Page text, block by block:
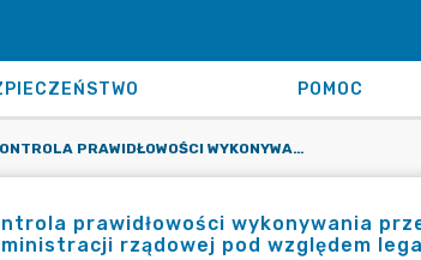
POMOC
KONTROLA PRAWIDŁOWOŚCI WYKONYWANIA PRZEZ STAROSTĘ DZIAŁDOWSKIEGO ZADAŃ ZLECONYCH Z ZAKRESU ADMINISTRACJI RZĄDOWEJ POD WZGLĘDEM LEGALNOŚCI, PRZEPROWADZONA W DNIU 20 GRUDNIA 2023 R.
prawidłowości wykonywania
rządowej pod względem